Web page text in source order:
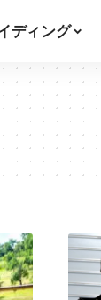
ディング